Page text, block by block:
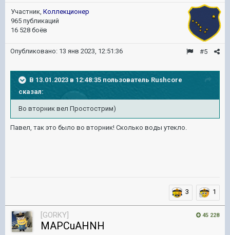
Участник, Коллекционер
965 публикаций
16 528 боёв
#5
Опубликовано: 13 янв 2023, 12:51:36
В 13.01.2023 в 12:48:35 пользователь Rushcore
сказал:
Во вторник вел Простострим)
Павел, так это было во вторник! Сколько воды утекло.
3 1
45 228
[GORKY]
MAPCuAHNH